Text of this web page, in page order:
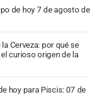
de hoy 7 de agosto de
Cerveza: por qué se
curioso origen de la
hoy para Piscis: 07 de